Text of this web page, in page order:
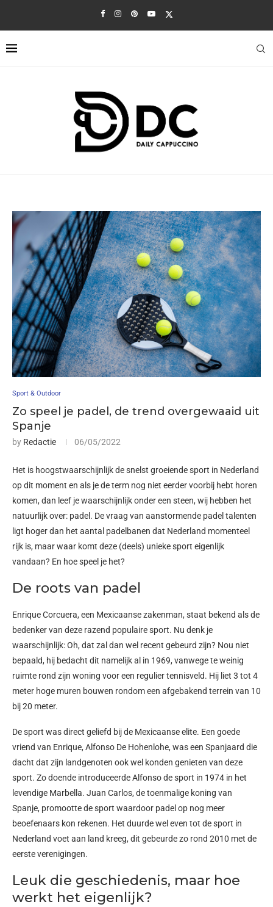
Sport & Outdoor
Zo speel je padel, de trend overgewaaid uit
Spanje
by Redactie 06/05/2022
Het is hoogstwaarschijnlijk de snelst groeiende sport in Nederland
op dit moment en als je de term nog niet eerder voorbij hebt horen
komen, dan leef je waarschijnlijk onder een steen, wij hebben het
natuurlijk over: padel. De vraag van aanstormende padel talenten
ligt hoger dan het aantal padelbanen dat Nederland momenteel
rijk is, maar waar komt deze (deels) unieke sport eigenlijk
vandaan? En hoe speel je het?
De roots van padel
Enrique Corcuera, een Mexicaanse zakenman, staat bekend als de
bedenker van deze razend populaire sport. Nu denk je
waarschijnlijk: Oh, dat zal dan wel recent gebeurd zijn? Nou niet
bepaald, hij bedacht dit namelijk al in 1969, vanwege te weinig
ruimte rond zijn woning voor een regulier tennisveld. Hij liet 3 tot 4
meter hoge muren bouwen rondom een afgebakend terrein van 10
bij 20 meter.
De sport was direct geliefd bij de Mexicaanse elite. Een goede
vriend van Enrique, Alfonso De Hohenlohe, was een Spanjaard die
dacht dat zijn landgenoten ook wel konden genieten van deze
sport. Zo doende introduceerde Alfonso de sport in 1974 in het
levendige Marbella. Juan Carlos, de toenmalige koning van
Spanje, promootte de sport waardoor padel op nog meer
beoefenaars kon rekenen. Het duurde wel even tot de sport in
Nederland voet aan land kreeg, dit gebeurde zo rond 2010 met de
eerste verenigingen.
Leuk die geschiedenis, maar hoe
werkt het eigenlijk?